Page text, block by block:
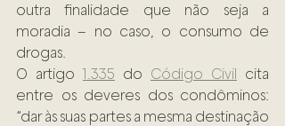
outra finalidade que não seja a
moradia – no caso, o consumo de
drogas.
O artigo 1.335 do Código Civil cita
entre os deveres dos condôminos:
“dar às suas partes a mesma destinação